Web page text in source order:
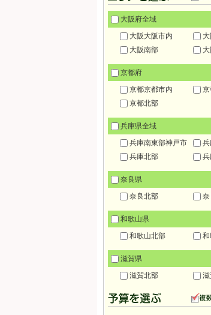
大阪府全域
大阪大阪市内
大阪南部
京都府
京都京都市内
京都北部
兵庫県全域
兵庫南東部神戸市
兵庫北部
兵
奈良県
奈良北部
和歌山県
和歌山北部
滋賀県
滋賀北部